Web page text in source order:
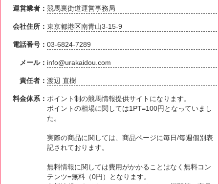
運営業者：競馬裏街道運営事務局
会社住所：東京都港区南青山3-15-9
電話番号：03-6824-7289
メール： info@urakaidou.com
責任者：渡辺 直樹
料金体系： ポイント制の競馬情報提供サイトになります。
ポイントの相場に関しては1PT=100円となっていまし
た。
実際の商品に関しては、商品ページに毎日/毎週個別表
記されております。
無料情報に関しては費用がかかることはなく無料コン
テンツ=無料（0円）となります。